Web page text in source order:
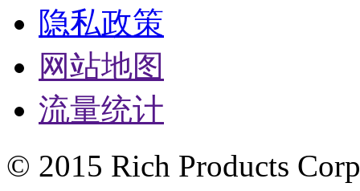
隐私政策
网站地图
流量统计
© 2015 Rich Products